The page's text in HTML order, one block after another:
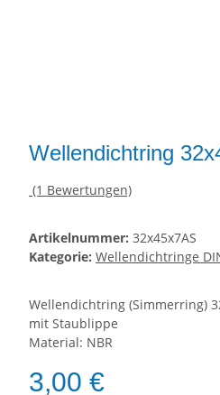
Wellendichtring
(1 Bewertungen)
Artikelnummer: 32x45x7AS
Kategorie: Wellendichtringe
Wellendichtring (Simmerring)
mit Staublippe
Material: NBR
3,00 €